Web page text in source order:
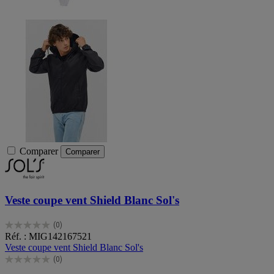
Comparer Comparer
Veste coupe vent Shield Blanc Sol's
(0)
0.0
sur
5
étoiles.
Réf. : MIG142167521
Veste coupe vent Shield Blanc Sol's
(0)
0.0